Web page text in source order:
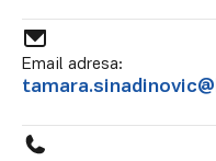
Email adresa: